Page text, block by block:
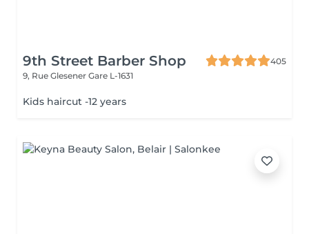
9th Street Barber Shop
405
9, Rue Glesener Gare L-1631
Kids haircut -12 years